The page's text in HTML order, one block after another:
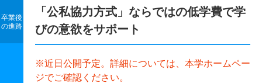
卒業後
の進路
「公私協力方式」ならではの低学費で学
びの意欲をサポート
※近日公開予定。詳細については、本学ホームペー
ジでご確認ください。